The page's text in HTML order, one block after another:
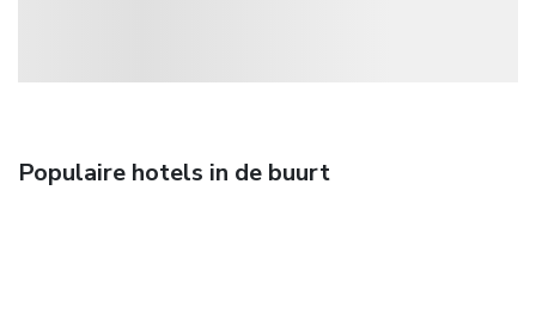
Populaire hotels in de buurt